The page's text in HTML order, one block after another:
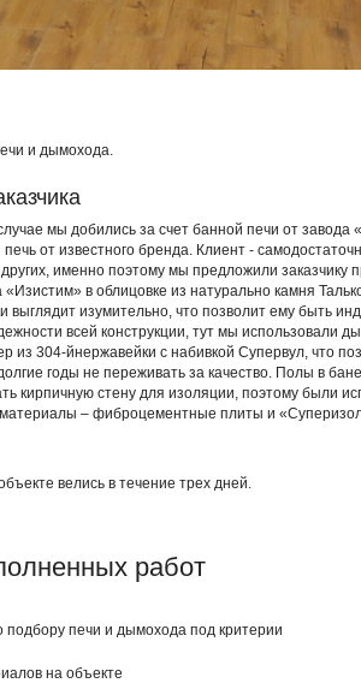
и дымохода.
мы добились за счет банной печи от завода
от известного бренда. Клиент -
именно поэтому мы предложили заказчику
в облицовке из натурально камня
выглядит изумительно, что позволит ему быть
всей конструкции, тут мы использовали
из 304-йнержавейки с набивкой Супервул, что
годы не переживать за качество. Полы в
кирпичную стену для изоляции, поэтому были
– фиброцементные плиты и
велись в течение трех дней.
работ
подбору печи и дымохода под критерии
на объекте